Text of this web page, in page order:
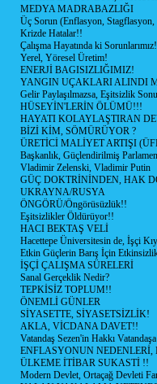
MEDYA MADRABAZLIĞI
Üç Sorun (Enflasyon, Stagflasyon,
Krizde Hatalar!!
Çalışma Hayatında ki
Yerel, Yöresel Üretim!
ENERJİ BAGISIZLIĞIMIZ!
YANGIN UÇAKLARI ALINDI
Gelir Paylaşılmazsa, Eşitsizlik
HÜSEYİN'LERİN ÖLÜMÜ!!!
HAYATI KOLAYLAŞTIRAN
BİZİ KİM, SÖMÜRÜYOR ?
ÜRETİCİ MALİYET ARTIŞI
Başkanlık, Güçlendirilmiş
Vladimir Zelenski, Vladimir Putin
GÜÇ DOKTRİNİNDEN, HAK
UKRAYNA/RUSYA
ÖNGÖRÜ/Öngörüsüzlük!!
Eşitsizlikler Öldürüyor!!
HACI BEKTAŞ VELİ
Hacettepe Üniversitesin de, İşçi
Etkin Güçlerin Barış İçin
İŞÇİ ÇALIŞMA SÜRELERİ
Sanal Gerçeklik Nedir?
TEPKİSİZ TOPLUM!!
ÖNEMLİ GÜNLER
SİYASETTE, SİYASETSİZLİK!
AKLA, VİCDANA DAVET!!
Vatandaş Sezen'in Hakkı
ENFLASYONUN NEDENLERİ,
ÜLKEME İTİBAR SUKASTİ !!
Modern Devlet, Ortaçağ Devleti